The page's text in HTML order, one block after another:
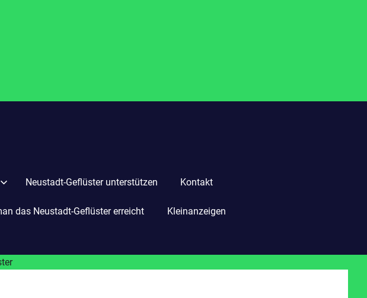
Neustadt-Geflüster unterstützen Kontakt
das Neustadt-Geflüster erreicht Kleinanzeigen